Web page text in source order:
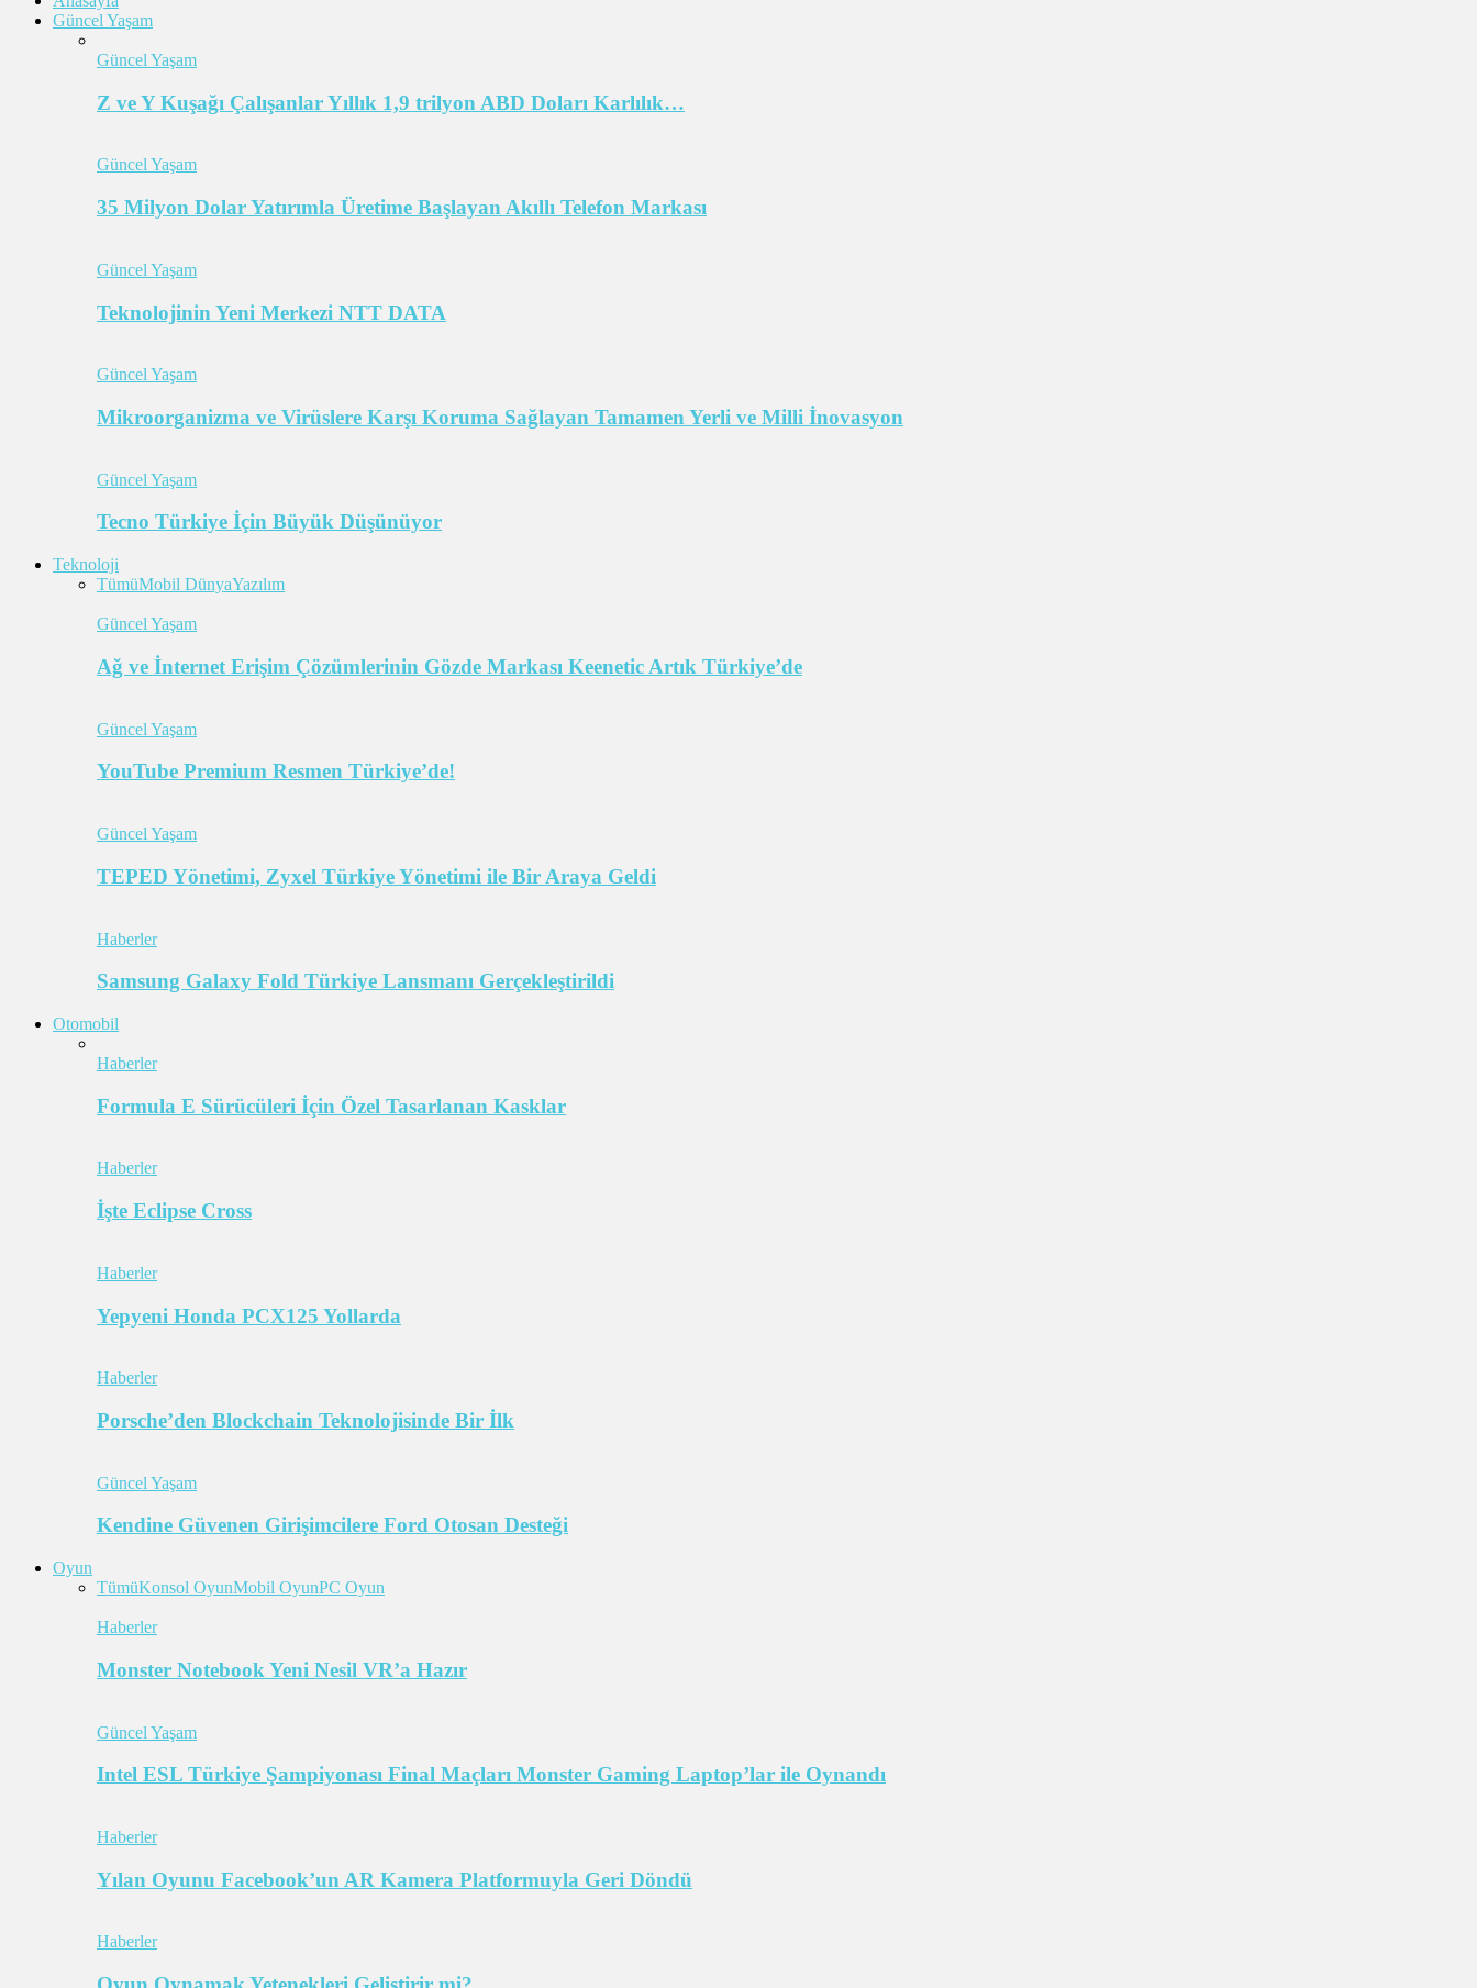
Güncel Yaşam
Güncel Yaşam
Z ve Y Kuşağı Çalışanlar Yıllık 1,9 trilyon ABD Doları Karlılık…
Güncel Yaşam
35 Milyon Dolar Yatırımla Üretime Başlayan Akıllı Telefon Markası
Güncel Yaşam
Teknolojinin Yeni Merkezi NTT DATA
Güncel Yaşam
Mikroorganizma ve Virüslere Karşı Koruma Sağlayan Tamamen Yerli ve Milli İnovasyon
Güncel Yaşam
Tecno Türkiye İçin Büyük Düşünüyor
Teknoloji
TümüMobil DünyaYazılım
Güncel Yaşam
Ağ ve İnternet Erişim Çözümlerinin Gözde Markası Keenetic Artık Türkiye’de
Güncel Yaşam
YouTube Premium Resmen Türkiye’de!
Güncel Yaşam
TEPED Yönetimi, Zyxel Türkiye Yönetimi ile Bir Araya Geldi
Haberler
Samsung Galaxy Fold Türkiye Lansmanı Gerçekleştirildi
Otomobil
Haberler
Formula E Sürücüleri İçin Özel Tasarlanan Kasklar
Haberler
İşte Eclipse Cross
Haberler
Yepyeni Honda PCX125 Yollarda
Haberler
Porsche’den Blockchain Teknolojisinde Bir İlk
Güncel Yaşam
Kendine Güvenen Girişimcilere Ford Otosan Desteği
Oyun
TümüKonsol OyunMobil OyunPC Oyun
Haberler
Monster Notebook Yeni Nesil VR’a Hazır
Güncel Yaşam
Intel ESL Türkiye Şampiyonası Final Maçları Monster Gaming Laptop’lar ile Oynandı
Haberler
Yılan Oyunu Facebook’un AR Kamera Platformuyla Geri Döndü
Haberler